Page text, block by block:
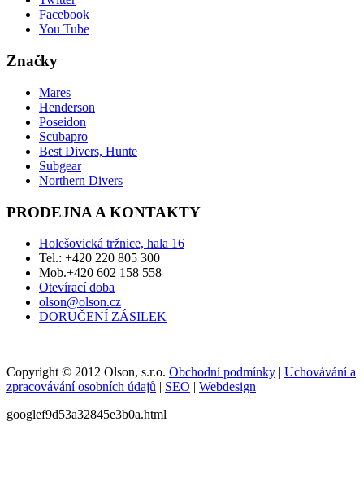
Facebook
You Tube
Značky
Mares
Henderson
Poseidon
Scubapro
Best Divers, Hunte
Subgear
Northern Divers
PRODEJNA A KONTAKTY
Holešovická tržnice, hala 16
Tel.: +420 220 805 300
Mob.+420 602 158 558
Otevírací doba
olson@olson.cz
DORUČENÍ ZÁSILEK
Copyright © 2012 Olson, s.r.o. Obchodní podmínky | Uchovávání a
zpracovávání osobních údajů | SEO | Webdesign
googlef9d53a32845e3b0a.html